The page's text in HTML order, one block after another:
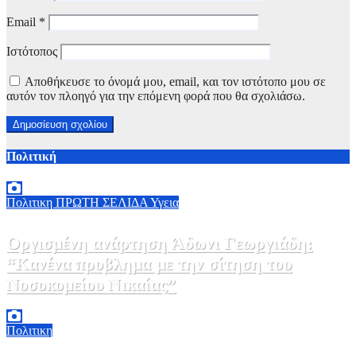
Email *
Ιστότοπος
Αποθήκευσε το όνομά μου, email, και τον ιστότοπο μου σε
αυτόν τον πλοηγό για την επόμενη φορά που θα σχολιάσω.
Πολιτική
Πολιτικη ΠΡΩΤΗ ΣΕΛΙΔΑ Υγεια
Οργισμένη ανάρτηση Άδωνι Γεωργιάδη:
“Κανένα προβλημα με την σίτηση του
Νοσοκομείου Νικαίας”
Πολιτικη